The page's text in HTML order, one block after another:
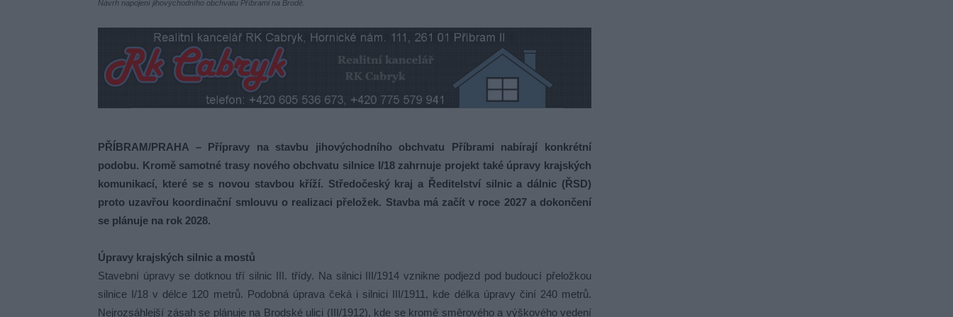
Návrh napojení jihovýchodního obchvatu Příbrami na Brodě.
PŘÍBRAM/PRAHA – Přípravy na stavbu jihovýchodního obchvatu Příbrami nabírají konkrétní
podobu. Kromě samotné trasy nového obchvatu silnice I/18 zahrnuje projekt také úpravy krajských
komunikací, které se s novou stavbou kříží. Středočeský kraj a Ředitelství silnic a dálnic (ŘSD)
proto uzavřou koordinační smlouvu o realizaci přeložek. Stavba má začít v roce 2027 a dokončení
se plánuje na rok 2028.
Úpravy krajských silnic a mostů
Stavební úpravy se dotknou tří silnic III. třídy. Na silnici III/1914 vznikne podjezd pod budoucí přeložkou
silnice I/18 v délce 120 metrů. Podobná úprava čeká i silnici III/1911, kde délka úpravy činí 240 metrů.
Nejrozsáhlejší zásah se plánuje na Brodské ulici (III/1912), kde se kromě směrového a výškového vedení